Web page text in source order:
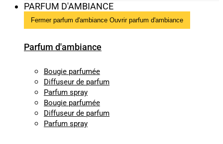
PARFUM D'AMBIANCE
Fermer parfum d'ambiance Ouvrir parfum d'ambiance
Parfum d'ambiance
Bougie parfumée
Diffuseur de parfum
Parfum spray
Bougie parfumée
Diffuseur de parfum
Parfum spray